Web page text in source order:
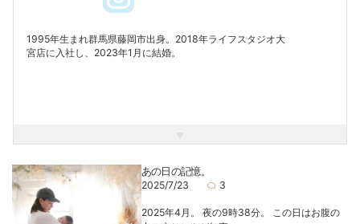
1995年生まれ群馬県藤岡市出身。2018年ライフスタジオ大
宮店に入社し、2023年1月に結婚。
元気いっぱいだって、恥ずかしかったって、人見知りだった
って、なんだって大丈夫。
そんなありのままのあなたを、
きゅっと、あたたかく包み込んで、
あの日の記憶。
2025/7/23 3
2025年4月。 夜の9時38分。 この日はお腹の